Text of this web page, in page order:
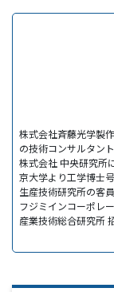
株式会社斉藤光学製
の技術コンサルタン
株式会社 中央研究所
京大学より工学博士
生産技術研究所の客
フジミインコーポレ
産業技術総合研究所